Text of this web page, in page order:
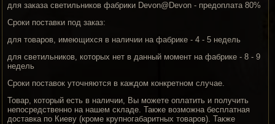
для заказа светильников фабрики Devon@Devon - предоплата 80%
Сроки поставки под заказ:
для товаров, имеющихся в наличии на фабрике - 4 - 5 недель
для светильников, которых нет в данный момент на фабрике - 8 - 9
недель
Сроки поставок уточняются в каждом конкретном случае.
Товар, который есть в наличии, Вы можете оплатить и получить
непосредственно на нашем складе. Также возможна бесплатная
доставка по Киеву (кроме крупногабаритных товаров). Также